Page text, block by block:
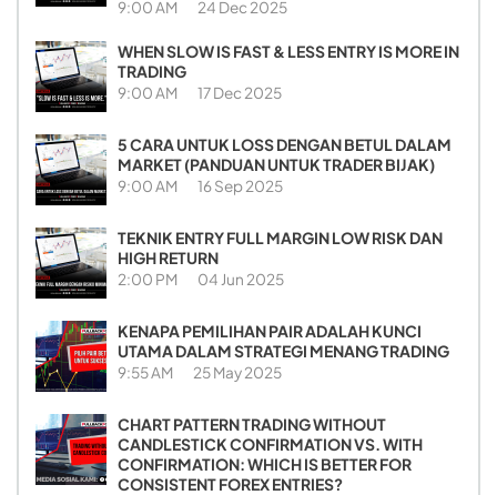
9:00 AM 24 Dec 2025
WHEN SLOW IS FAST & LESS ENTRY IS MORE IN
TRADING
9:00 AM 17 Dec 2025
5 CARA UNTUK LOSS DENGAN BETUL DALAM
MARKET (PANDUAN UNTUK TRADER BIJAK)
9:00 AM 16 Sep 2025
TEKNIK ENTRY FULL MARGIN LOW RISK DAN
HIGH RETURN
2:00 PM 04 Jun 2025
KENAPA PEMILIHAN PAIR ADALAH KUNCI
UTAMA DALAM STRATEGI MENANG TRADING
9:55 AM 25 May 2025
CHART PATTERN TRADING WITHOUT
CANDLESTICK CONFIRMATION VS. WITH
CONFIRMATION: WHICH IS BETTER FOR
CONSISTENT FOREX ENTRIES?